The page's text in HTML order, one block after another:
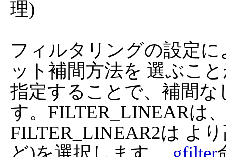
理)
フィルタリングの設定
ット補間方法を 選ぶこ
指定することで、補間
す。FILTER_LINEARは
FILTER_LINEAR2は よ